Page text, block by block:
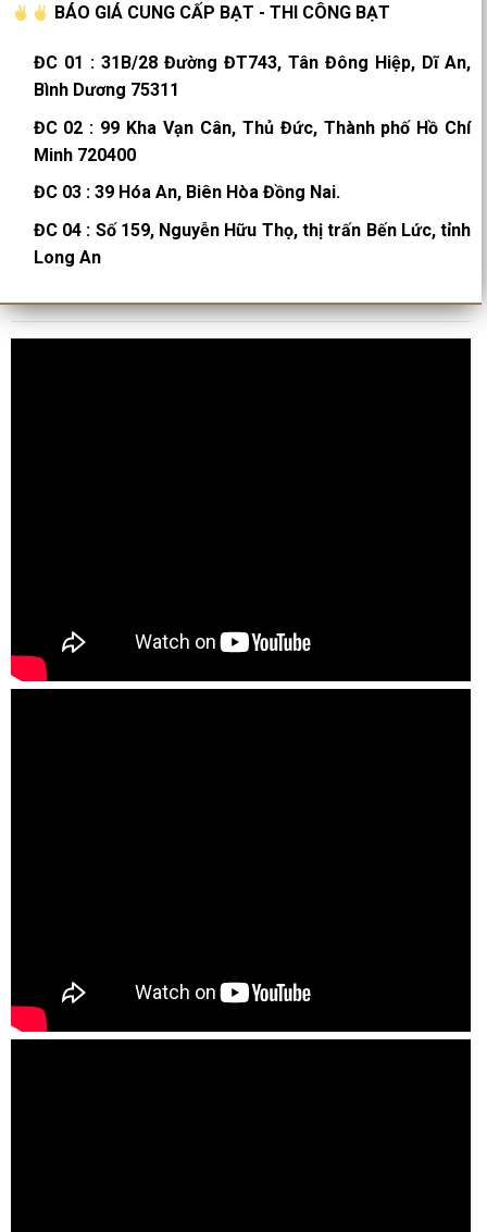
BÁO GIÁ CUNG CẤP BẠT - THI CÔNG BẠT
ĐC 01 :31B/28 Đường ĐT743, Tân Đông Hiệp, Dĩ An,
Bình Dương 75311
ĐC 02 : 99 Kha Vạn Cân, Thủ Đức, Thành phố Hồ Chí
Minh 720400
ĐC 03 :39 Hóa An, Biên Hòa Đồng Nai.
ĐC 04 : Số 159, Nguyễn Hữu Thọ, thị trấn Bến Lức, tỉnh
Long An